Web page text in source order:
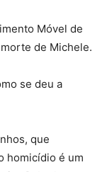
Móvel de
de Michele.
se deu a
que
homicídio é um